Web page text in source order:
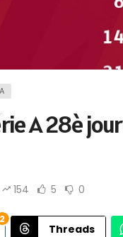
A 28è
154 5 0
2
Threads